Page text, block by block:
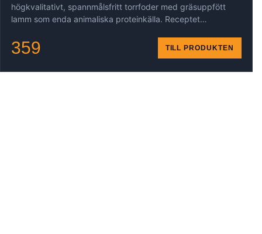
högkvalitativt, spannmålsfritt torrfoder med gräsuppfött
lamm som enda animaliska proteinkälla. Receptet…
359 TILL PRODUKTEN